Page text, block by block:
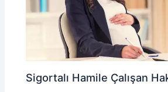
Sigortalı Hamile Çalışan